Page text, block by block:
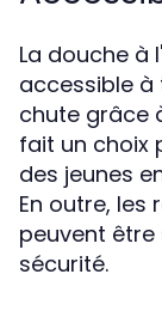
La douche à
accessible à
chute grâce
fait un choix
des jeunes
En outre,
peuvent
sécurité.